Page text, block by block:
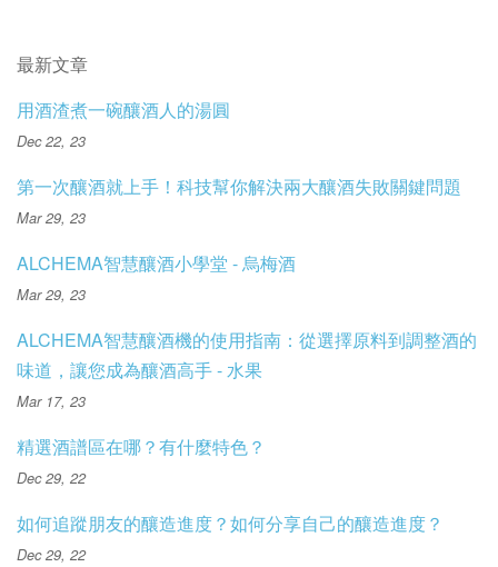
最新文章
用酒渣煮一碗釀酒人的湯圓
Dec 22, 23
第一次釀酒就上手！科技幫你解決兩大釀酒失敗關鍵問題
Mar 29, 23
ALCHEMA智慧釀酒小學堂 - 烏梅酒
Mar 29, 23
ALCHEMA智慧釀酒機的使用指南：從選擇原料到調整酒的
味道，讓您成為釀酒高手 - 水果
Mar 17, 23
精選酒譜區在哪？有什麼特色？
Dec 29, 22
如何追蹤朋友的釀造進度？如何分享自己的釀造進度？
Dec 29, 22